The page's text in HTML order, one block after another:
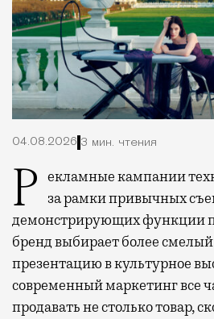
04.08.2026 3 мин. чтения
Рекламные кампании техники редко выходят
за рамки привычных
демонстрирующих функции
бренд выбирает более
презентацию в культурное
современный маркетинг все
продавать не столько товар,